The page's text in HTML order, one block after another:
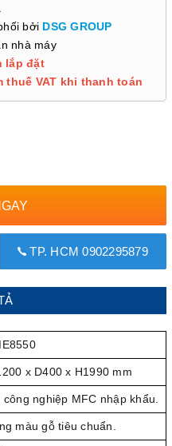
bởi DSG GROUP
nhà máy
lắp đặt
VAT khi thanh toán
TP. HCM 0902295879
x D400 x H1990 mm
công nghiệp MFC nhập khẩu.
màu gỗ tiêu chuẩn.